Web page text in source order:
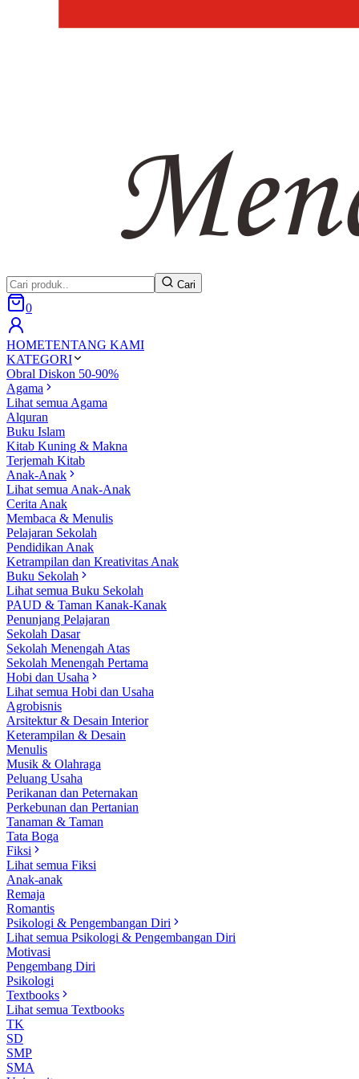
Cari
0
HOMETENTANG KAMI
KATEGORI
Obral Diskon 50-90%
Agama
Lihat semua Agama
Alquran
Buku Islam
Kitab Kuning & Makna
Terjemah Kitab
Anak-Anak
Lihat semua Anak-Anak
Cerita Anak
Membaca & Menulis
Pelajaran Sekolah
Pendidikan Anak
Ketrampilan dan Kreativitas Anak
Buku Sekolah
Lihat semua Buku Sekolah
PAUD & Taman Kanak-Kanak
Penunjang Pelajaran
Sekolah Dasar
Sekolah Menengah Atas
Sekolah Menengah Pertama
Hobi dan Usaha
Lihat semua Hobi dan Usaha
Agrobisnis
Arsitektur & Desain Interior
Keterampilan & Desain
Menulis
Musik & Olahraga
Peluang Usaha
Perikanan dan Peternakan
Perkebunan dan Pertanian
Tanaman & Taman
Tata Boga
Fiksi
Lihat semua Fiksi
Anak-anak
Remaja
Romantis
Psikologi & Pengembangan Diri
Lihat semua Psikologi & Pengembangan Diri
Motivasi
Pengembang Diri
Psikologi
Textbooks
Lihat semua Textbooks
TK
SD
SMP
SMA